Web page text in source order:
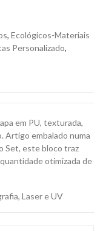
, Ecológicos-Materiais
Personalizado,
em PU, texturada,
Artigo embalado numa
Set, este bloco traz
otimizada de
Laser e UV